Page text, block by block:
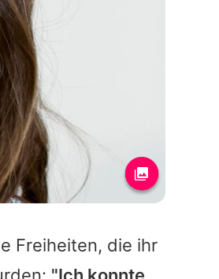
Freiheiten, die ihr
"Ich konnte